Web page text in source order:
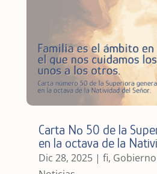
Carta Nº 50 de la
en la octava de la
Dic 28, 2025| fi,